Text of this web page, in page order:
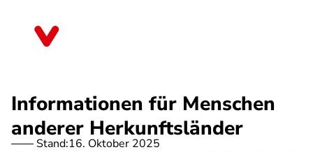
Informationen für Menschen
anderer Herkunftsländer
Stand:16. Oktober 2025